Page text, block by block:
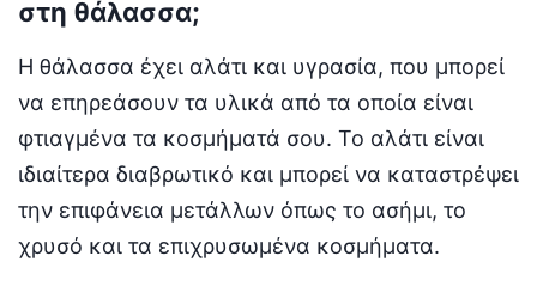
στη θάλασσα;
Η θάλασσα έχει αλάτι και υγρασία, που μπορεί
να επηρεάσουν τα υλικά από τα οποία είναι
φτιαγμένα τα κοσμήματά σου. Το αλάτι είναι
ιδιαίτερα διαβρωτικό και μπορεί να καταστρέψει
την επιφάνεια μετάλλων όπως το ασήμι, το
χρυσό και τα επιχρυσωμένα κοσμήματα.